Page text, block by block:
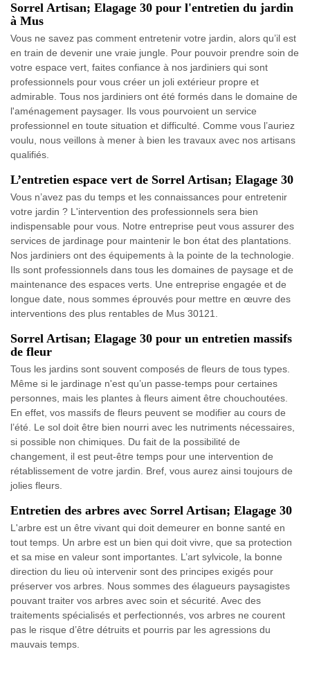
Sorrel Artisan; Elagage 30 pour l'entretien du jardin
à Mus
Vous ne savez pas comment entretenir votre jardin, alors qu’il est
en train de devenir une vraie jungle. Pour pouvoir prendre soin de
votre espace vert, faites confiance à nos jardiniers qui sont
professionnels pour vous créer un joli extérieur propre et
admirable. Tous nos jardiniers ont été formés dans le domaine de
l'aménagement paysager. Ils vous pourvoient un service
professionnel en toute situation et difficulté. Comme vous l’auriez
voulu, nous veillons à mener à bien les travaux avec nos artisans
qualifiés.
L’entretien espace vert de Sorrel Artisan; Elagage 30
Vous n’avez pas du temps et les connaissances pour entretenir
votre jardin ? L'intervention des professionnels sera bien
indispensable pour vous. Notre entreprise peut vous assurer des
services de jardinage pour maintenir le bon état des plantations.
Nos jardiniers ont des équipements à la pointe de la technologie.
Ils sont professionnels dans tous les domaines de paysage et de
maintenance des espaces verts. Une entreprise engagée et de
longue date, nous sommes éprouvés pour mettre en œuvre des
interventions des plus rentables de Mus 30121.
Sorrel Artisan; Elagage 30 pour un entretien massifs
de fleur
Tous les jardins sont souvent composés de fleurs de tous types.
Même si le jardinage n'est qu’un passe-temps pour certaines
personnes, mais les plantes à fleurs aiment être chouchoutées.
En effet, vos massifs de fleurs peuvent se modifier au cours de
l’été. Le sol doit être bien nourri avec les nutriments nécessaires,
si possible non chimiques. Du fait de la possibilité de
changement, il est peut-être temps pour une intervention de
rétablissement de votre jardin. Bref, vous aurez ainsi toujours de
jolies fleurs.
Entretien des arbres avec Sorrel Artisan; Elagage 30
L'arbre est un être vivant qui doit demeurer en bonne santé en
tout temps. Un arbre est un bien qui doit vivre, que sa protection
et sa mise en valeur sont importantes. L’art sylvicole, la bonne
direction du lieu où intervenir sont des principes exigés pour
préserver vos arbres. Nous sommes des élagueurs paysagistes
pouvant traiter vos arbres avec soin et sécurité. Avec des
traitements spécialisés et perfectionnés, vos arbres ne courent
pas le risque d’être détruits et pourris par les agressions du
mauvais temps.